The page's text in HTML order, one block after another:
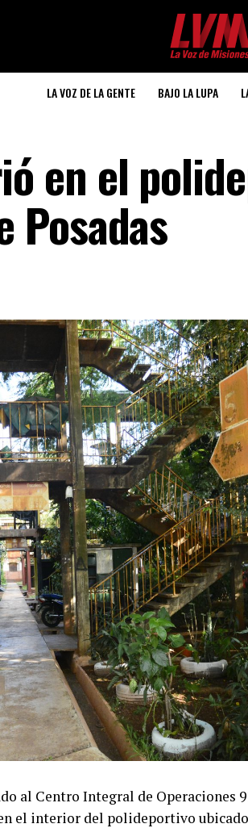
LA VOZ DE LA GENTE BAJO LA LUPA
en el
Posadas
al Centro Integral de Operaciones
el interior del polideportivo